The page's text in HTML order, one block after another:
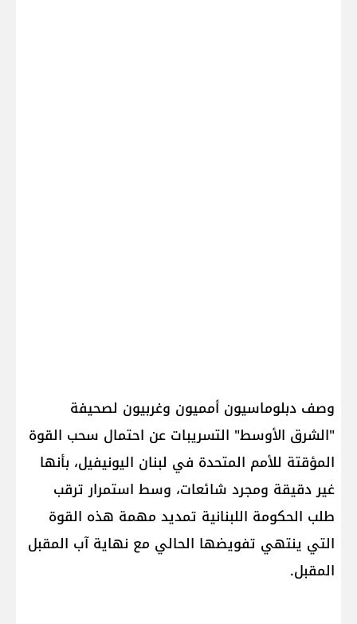
وصف دبلوماسيون أمميون وغربيون لصحيفة
"الشرق الأوسط" التسريبات عن احتمال سحب القوة
المؤقتة للأمم المتحدة في ​لبنان​ ​اليونيفيل​، بأنها
غير دقيقة ومجرد شائعات، وسط استمرار ترقب
طلب الحكومة اللبنانية تمديد مهمة هذه القوة
التي ينتهي تفويضها الحالي مع نهاية آب المقبل
المقبل.